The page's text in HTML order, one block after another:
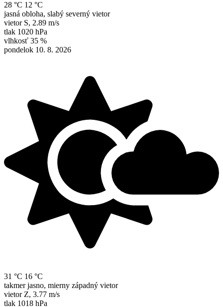
28 °C 12 °C
jasná obloha, slabý severný vietor
vietor S, 2.89 m/s
tlak 1020 hPa
vlhkosť 35 %
pondelok 10. 8. 2026
31 °C 16 °C
takmer jasno, mierny západný vietor
vietor Z, 3.77 m/s
tlak 1018 hPa